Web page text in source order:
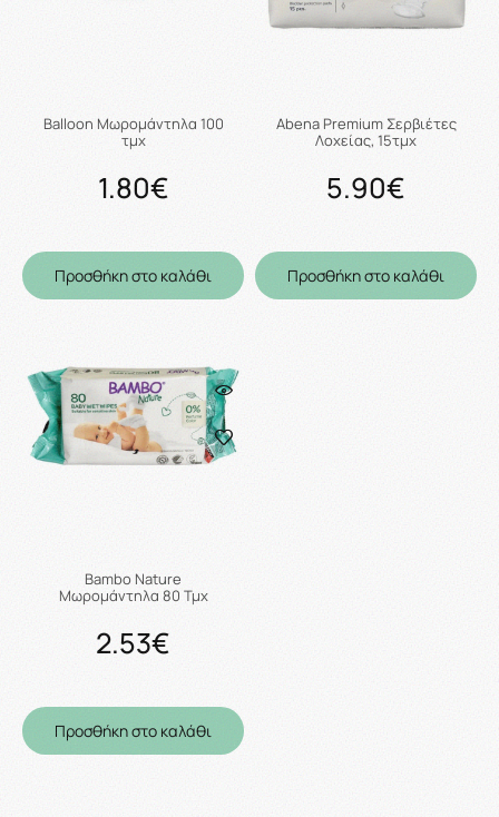
Balloon Mωρομάντηλα 100
τμχ
1.80€
Προσθήκη στο καλάθι
Abena Premium Σερβιέτες
Λοχείας, 15τμχ
5.90€
Προσθήκη στο καλάθι
Bambo Nature
Mωρομάντηλα 80 Τμχ
2.53€
Προσθήκη στο καλάθι